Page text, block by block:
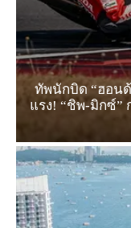
ทัพนักบิด “ฮอน
แรง! “ชิพ-มิกซ์”